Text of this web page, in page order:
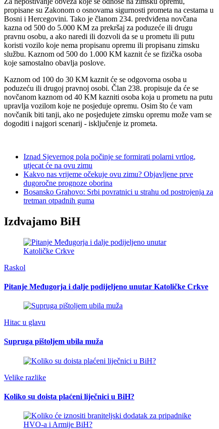
propisane su Zakonom o osnovama sigurnosti prometa na cestama u
Bosni i Hercegovini. Tako je članom 234. predviđena novčana
kazna od 500 do 5.000 KM za prekršaj za poduzeće ili drugu
pravnu osobu, a ako naredi ili dozvoli da se u prometu ili putu
koristi vozilo koje nema propisanu opremu ili propisanu zimsku
službu. Kaznom od 500 do 1.000 KM kaznit će se fizička osoba
koje samostalno obavlja poslove.
Kaznom od 100 do 30 KM kaznit će se odgovorna osoba u
poduzeću ili drugoj pravnoj osobi. Član 238. propisuje da će se
novčanom kaznom od 40 KM kazniti osoba koja u prometu na putu
upravlja vozilom koje ne posjeduje opremu. Osim što će vam
novčanik biti tanji, ako ne posjedujete zimsku opremu može vam se
dogoditi i najgori scenarij - isključenje iz prometa.
Iznad Sjevernog pola počinje se formirati polarni vrtlog,
utjecat će na ovu zimu
Kakvo nas vrijeme očekuje ovu zimu? Objavljene prve
dugoročne prognoze oborina
Bosansko Grahovo: Srbi povratnici u strahu od postrojenja za
tretman otpadnih guma
Izdvajamo BiH
Raskol
Pitanje Međugorja i dalje podijeljeno unutar Katoličke Crkve
Hitac u glavu
Supruga pištoljem ubila muža
Velike razlike
Koliko su doista plaćeni liječnici u BiH?